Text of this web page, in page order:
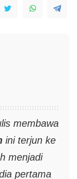
membawa
ini terjun ke
menjadi
pertama